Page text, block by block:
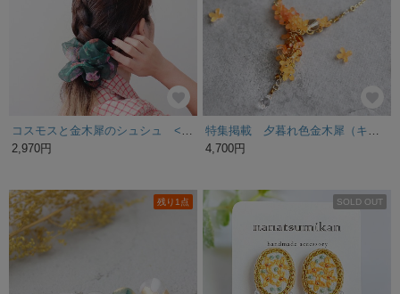
2,970円
4,700円
残り1点 SOLD OUT